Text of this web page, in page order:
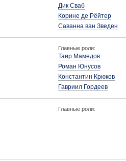
Дик Сваб
Корине де Рёйтер
Саванна ван Зведен
Главные роли:
Таир Мамедов
Роман Юнусов
Константин Крюков
Гавриил Гордеев
Главные роли: